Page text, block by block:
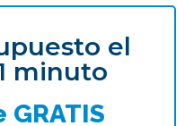
el
minuto